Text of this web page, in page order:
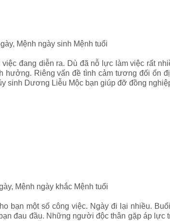
Mệnh ngày sinh Mệnh tuổi
đang diễn ra. Dù đã nỗ lực làm việc rất
Riêng vấn đề tình cảm tương đối ổn
sinh Dương Liễu Mộc bạn giúp đỡ đồng
Mệnh ngày khắc Mệnh tuổi
bạn một số công việc. Ngày đi lại nhiều.
đau đầu. Những người độc thân gặp áp lực